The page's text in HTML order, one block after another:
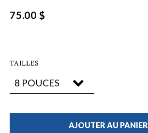
75.00 $
TAILLES
AJOUTER AU PANIER